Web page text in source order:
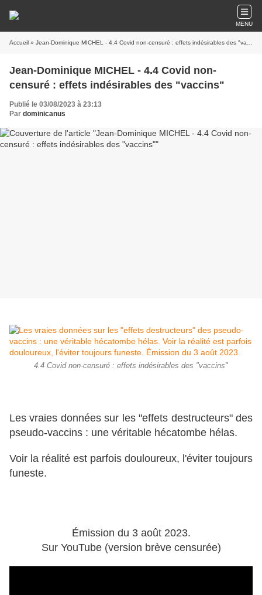
MENU
Accueil » Jean-Dominique MICHEL - 4.4 Covid non-censuré : effets indésirables des "vaccins"
Jean-Dominique MICHEL - 4.4 Covid non-
censuré : effets indésirables des "vaccins"
Publié le 03/08/2023 à 23:13
Par dominicanus
4.4 Covid non-censuré : effets indésirables des "vaccins"
Les vraies données sur les "effets destructeurs" des
pseudo-vaccins : une véritable hécatombe hélas.
Voir la réalité est parfois douloureux, l'éviter toujours
funeste.
Émission du 3 août 2023.
Sur YouTube (version brève censurée)